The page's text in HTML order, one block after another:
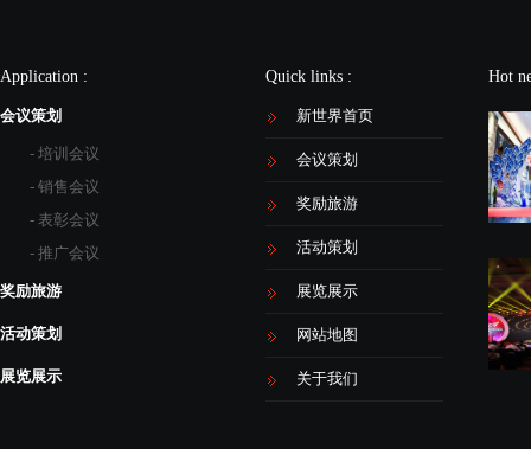
Application :
会议策划
- 培训会议
- 销售会议
- 表彰会议
- 推广会议
奖励旅游
活动策划
展览展示
Quick links :
新世界首页
会议策划
奖励旅游
活动策划
展览展示
网站地图
关于我们
Hot